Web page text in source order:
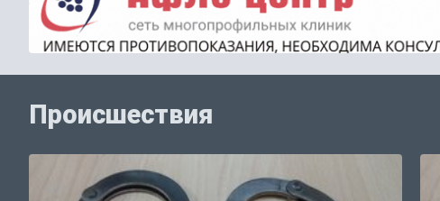
Происшествия